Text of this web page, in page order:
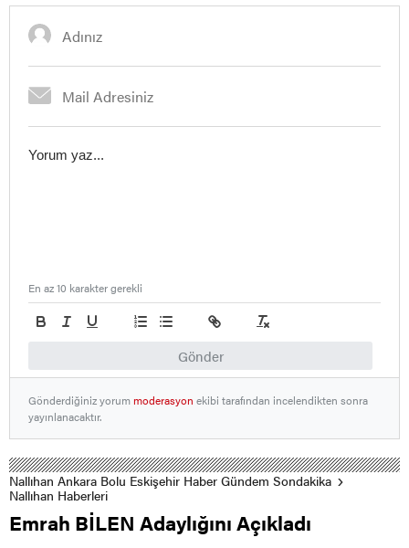
Gönder
En az 10 karakter gerekli
Gönderdiğiniz yorummoderasyon ekibi tarafından incelendikten sonra
yayınlanacaktır.
Nallıhan Ankara Bolu Eskişehir Haber Gündem Sondakika
Nallıhan Haberleri
Emrah BİLEN Adaylığını Açıkladı